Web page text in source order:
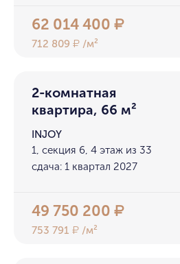
62 014 400₽
712 809₽ /м²
2-комнатная
квартира, 66 м²
INJOY
1, секция 6, 4 этаж из 33
сдача: 1 квартал 2027
49 750 200₽
753 791₽ /м²